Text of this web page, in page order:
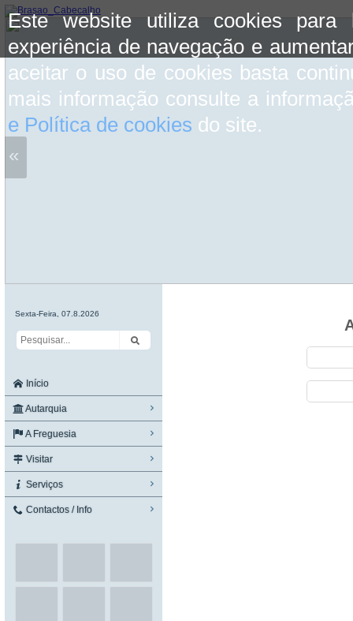
Este website utiliza cookies para
experiência de navegação e
aceitar o uso de cookies basta
mais informação consulte a
e Política de cookies do site.
«
Sexta-Feira, 07.8.2026
Início
Autarquia
A Freguesia
Visitar
Serviços
Contactos / Info